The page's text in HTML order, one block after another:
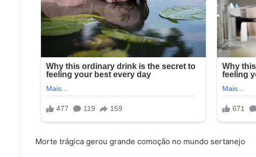
Morte trágica gerou grande comoção no mundo sertanejo